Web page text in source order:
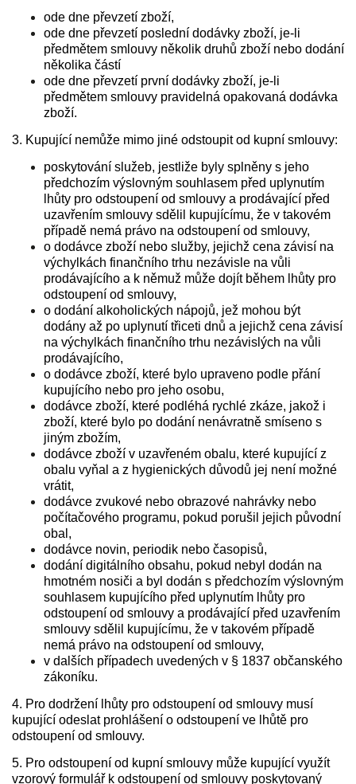
ode dne převzetí zboží,
ode dne převzetí poslední dodávky zboží, je-li
předmětem smlouvy několik druhů zboží nebo dodání
několika částí
ode dne převzetí první dodávky zboží, je-li
předmětem smlouvy pravidelná opakovaná dodávka
zboží.
3. Kupující nemůže mimo jiné odstoupit od kupní smlouvy:
poskytování služeb, jestliže byly splněny s jeho
předchozím výslovným souhlasem před uplynutím
lhůty pro odstoupení od smlouvy a prodávající před
uzavřením smlouvy sdělil kupujícímu, že v takovém
případě nemá právo na odstoupení od smlouvy,
o dodávce zboží nebo služby, jejichž cena závisí na
výchylkách finančního trhu nezávisle na vůli
prodávajícího a k němuž může dojít během lhůty pro
odstoupení od smlouvy,
o dodání alkoholických nápojů, jež mohou být
dodány až po uplynutí třiceti dnů a jejichž cena závisí
na výchylkách finančního trhu nezávislých na vůli
prodávajícího,
o dodávce zboží, které bylo upraveno podle přání
kupujícího nebo pro jeho osobu,
dodávce zboží, které podléhá rychlé zkáze, jakož i
zboží, které bylo po dodání nenávratně smíseno s
jiným zbožím,
dodávce zboží v uzavřeném obalu, které kupující z
obalu vyňal a z hygienických důvodů jej není možné
vrátit,
dodávce zvukové nebo obrazové nahrávky nebo
počítačového programu, pokud porušil jejich původní
obal,
dodávce novin, periodik nebo časopisů,
dodání digitálního obsahu, pokud nebyl dodán na
hmotném nosiči a byl dodán s předchozím výslovným
souhlasem kupujícího před uplynutím lhůty pro
odstoupení od smlouvy a prodávající před uzavřením
smlouvy sdělil kupujícímu, že v takovém případě
nemá právo na odstoupení od smlouvy,
v dalších případech uvedených v § 1837 občanského
zákoníku.
4. Pro dodržení lhůty pro odstoupení od smlouvy musí
kupující odeslat prohlášení o odstoupení ve lhůtě pro
odstoupení od smlouvy.
5. Pro odstoupení od kupní smlouvy může kupující využít
vzorový formulář k odstoupení od smlouvy poskytovaný